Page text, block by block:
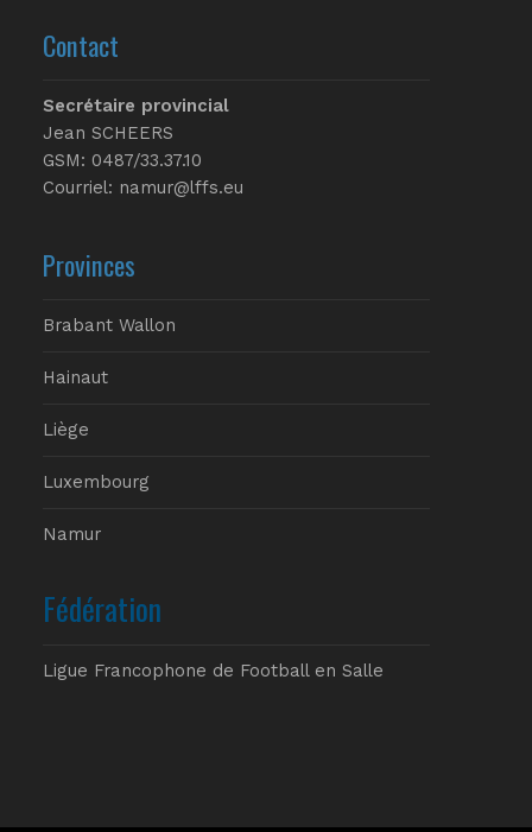
Contact
Secrétaire provincial
Jean SCHEERS
GSM: 0487/33.37.10
Courriel: namur@lffs.eu
Provinces
Brabant Wallon
Hainaut
Liège
Luxembourg
Namur
Fédération
Ligue Francophone de Football en Salle